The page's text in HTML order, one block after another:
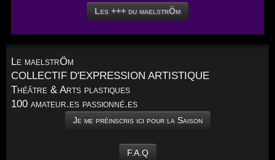
Les +++ du maelstrÖm
Le maelstrÖm
COLLECTIF D'EXPRESSION ARTISTIQUE
Théâtre & Arts plastiques
100 amateur.es passionné.es
Je me préinscris ici pour la Saison
F.A.Q